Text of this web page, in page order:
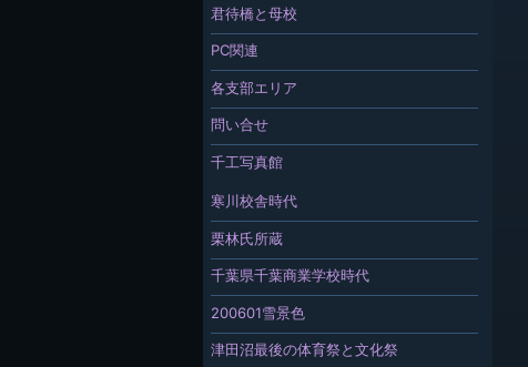
君待橋と母校
PC関連
各支部エリア
問い合せ
千工写真館
寒川校舎時代
栗林氏所蔵
千葉県千葉商業学校時代
200601雪景色
津田沼最後の体育祭と文化祭